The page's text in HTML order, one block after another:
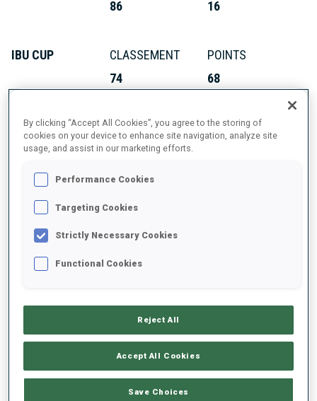
86
16
IBU CUP
CLASSEMENT
74
POINTS
68
PODIUMS EN COUPE DU MONDE
By clicking “Accept All Cookies”, you agree to the storing of
cookies on your device to enhance site navigation, analyze site
usage, and assist in our marketing efforts.
Performance Cookies
Targeting Cookies
Strictly Necessary Cookies
Functional Cookies
Reject All
Accept All Cookies
Save Choices